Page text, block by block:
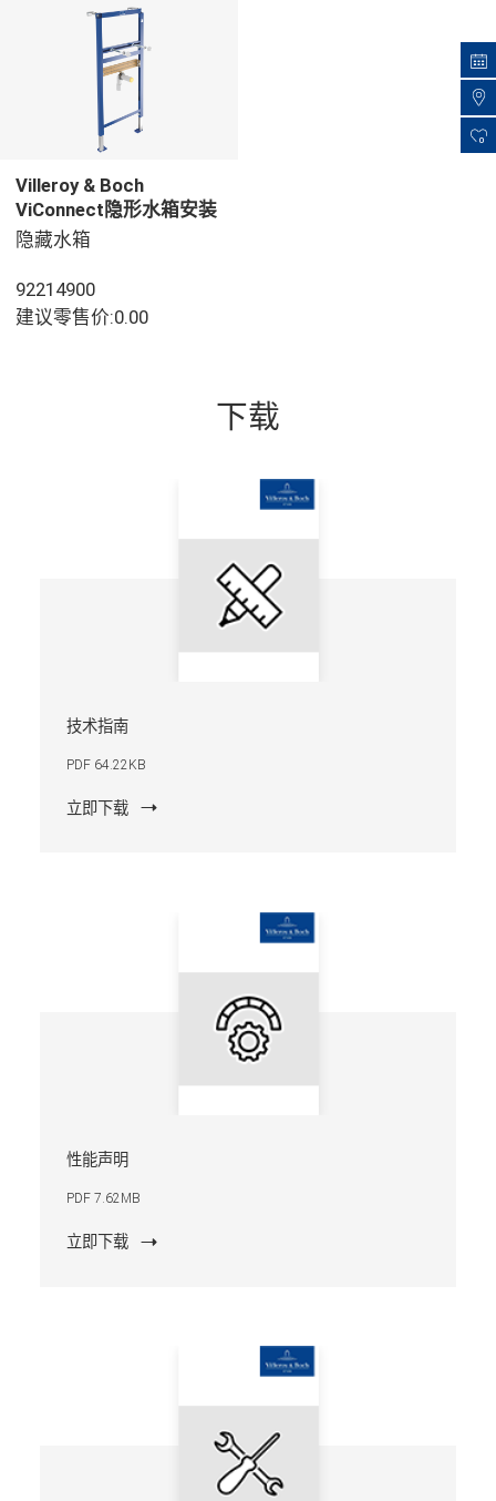
0
Villeroy & Boch
ViConnect隐形水箱安装
系统 洗脸盆组件, 用于 干
1120 mm
隐藏水箱
92214900
建议零售价:0.00
下载
技术指南
PDF 64.22KB
立即下载
性能声明
PDF 7.62MB
立即下载